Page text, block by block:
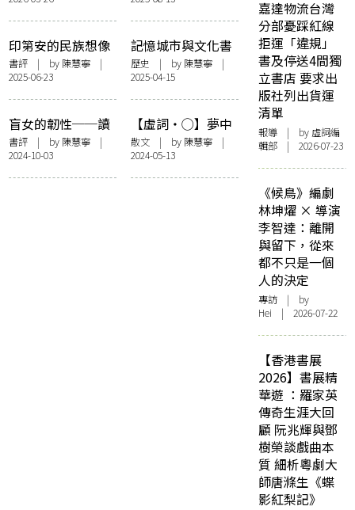
印第安的民族想像
──讀塞薩爾‧艾
拉《野兔》
書評 | by 陳慧寧 |
2025-06-23
記憶城市與文化書
寫
歷史 | by 陳慧寧|
2025-04-15
盲女的韌性──讀
黎紫書《流俗地》
書評 | by 陳慧寧 |
2024-10-03
【虛詞・◯】夢中
圓夢
散文| by 陳慧寧|
2024-05-13
嘉達物流台灣
分部憂踩紅線
拒運「違規」
書及停送4間獨
立書店 要求出
版社列出貨運
清單
報導 | by 虛詞編
輯部 | 2026-07-23
《候鳥》編劇
林坤燿 × 導演
李智達：離開
與留下，從來
都不只是一個
人的決定
專訪 | by
Hei | 2026-07-22
【香港書展
2026】書展精
華遊 ：羅家英
傳奇生涯大回
顧 阮兆輝與鄧
樹榮談戲曲本
質 細析粵劇大
師唐滌生《蝶
影紅梨記》